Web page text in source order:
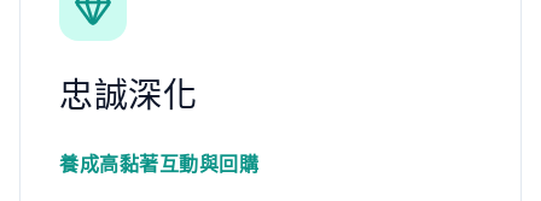
忠誠深化
養成高黏著互動與回購